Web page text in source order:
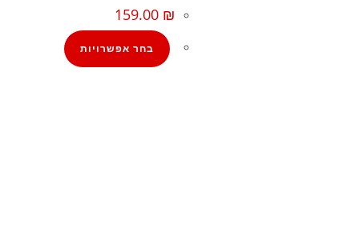
159.00 ₪
בחר אפשרויות